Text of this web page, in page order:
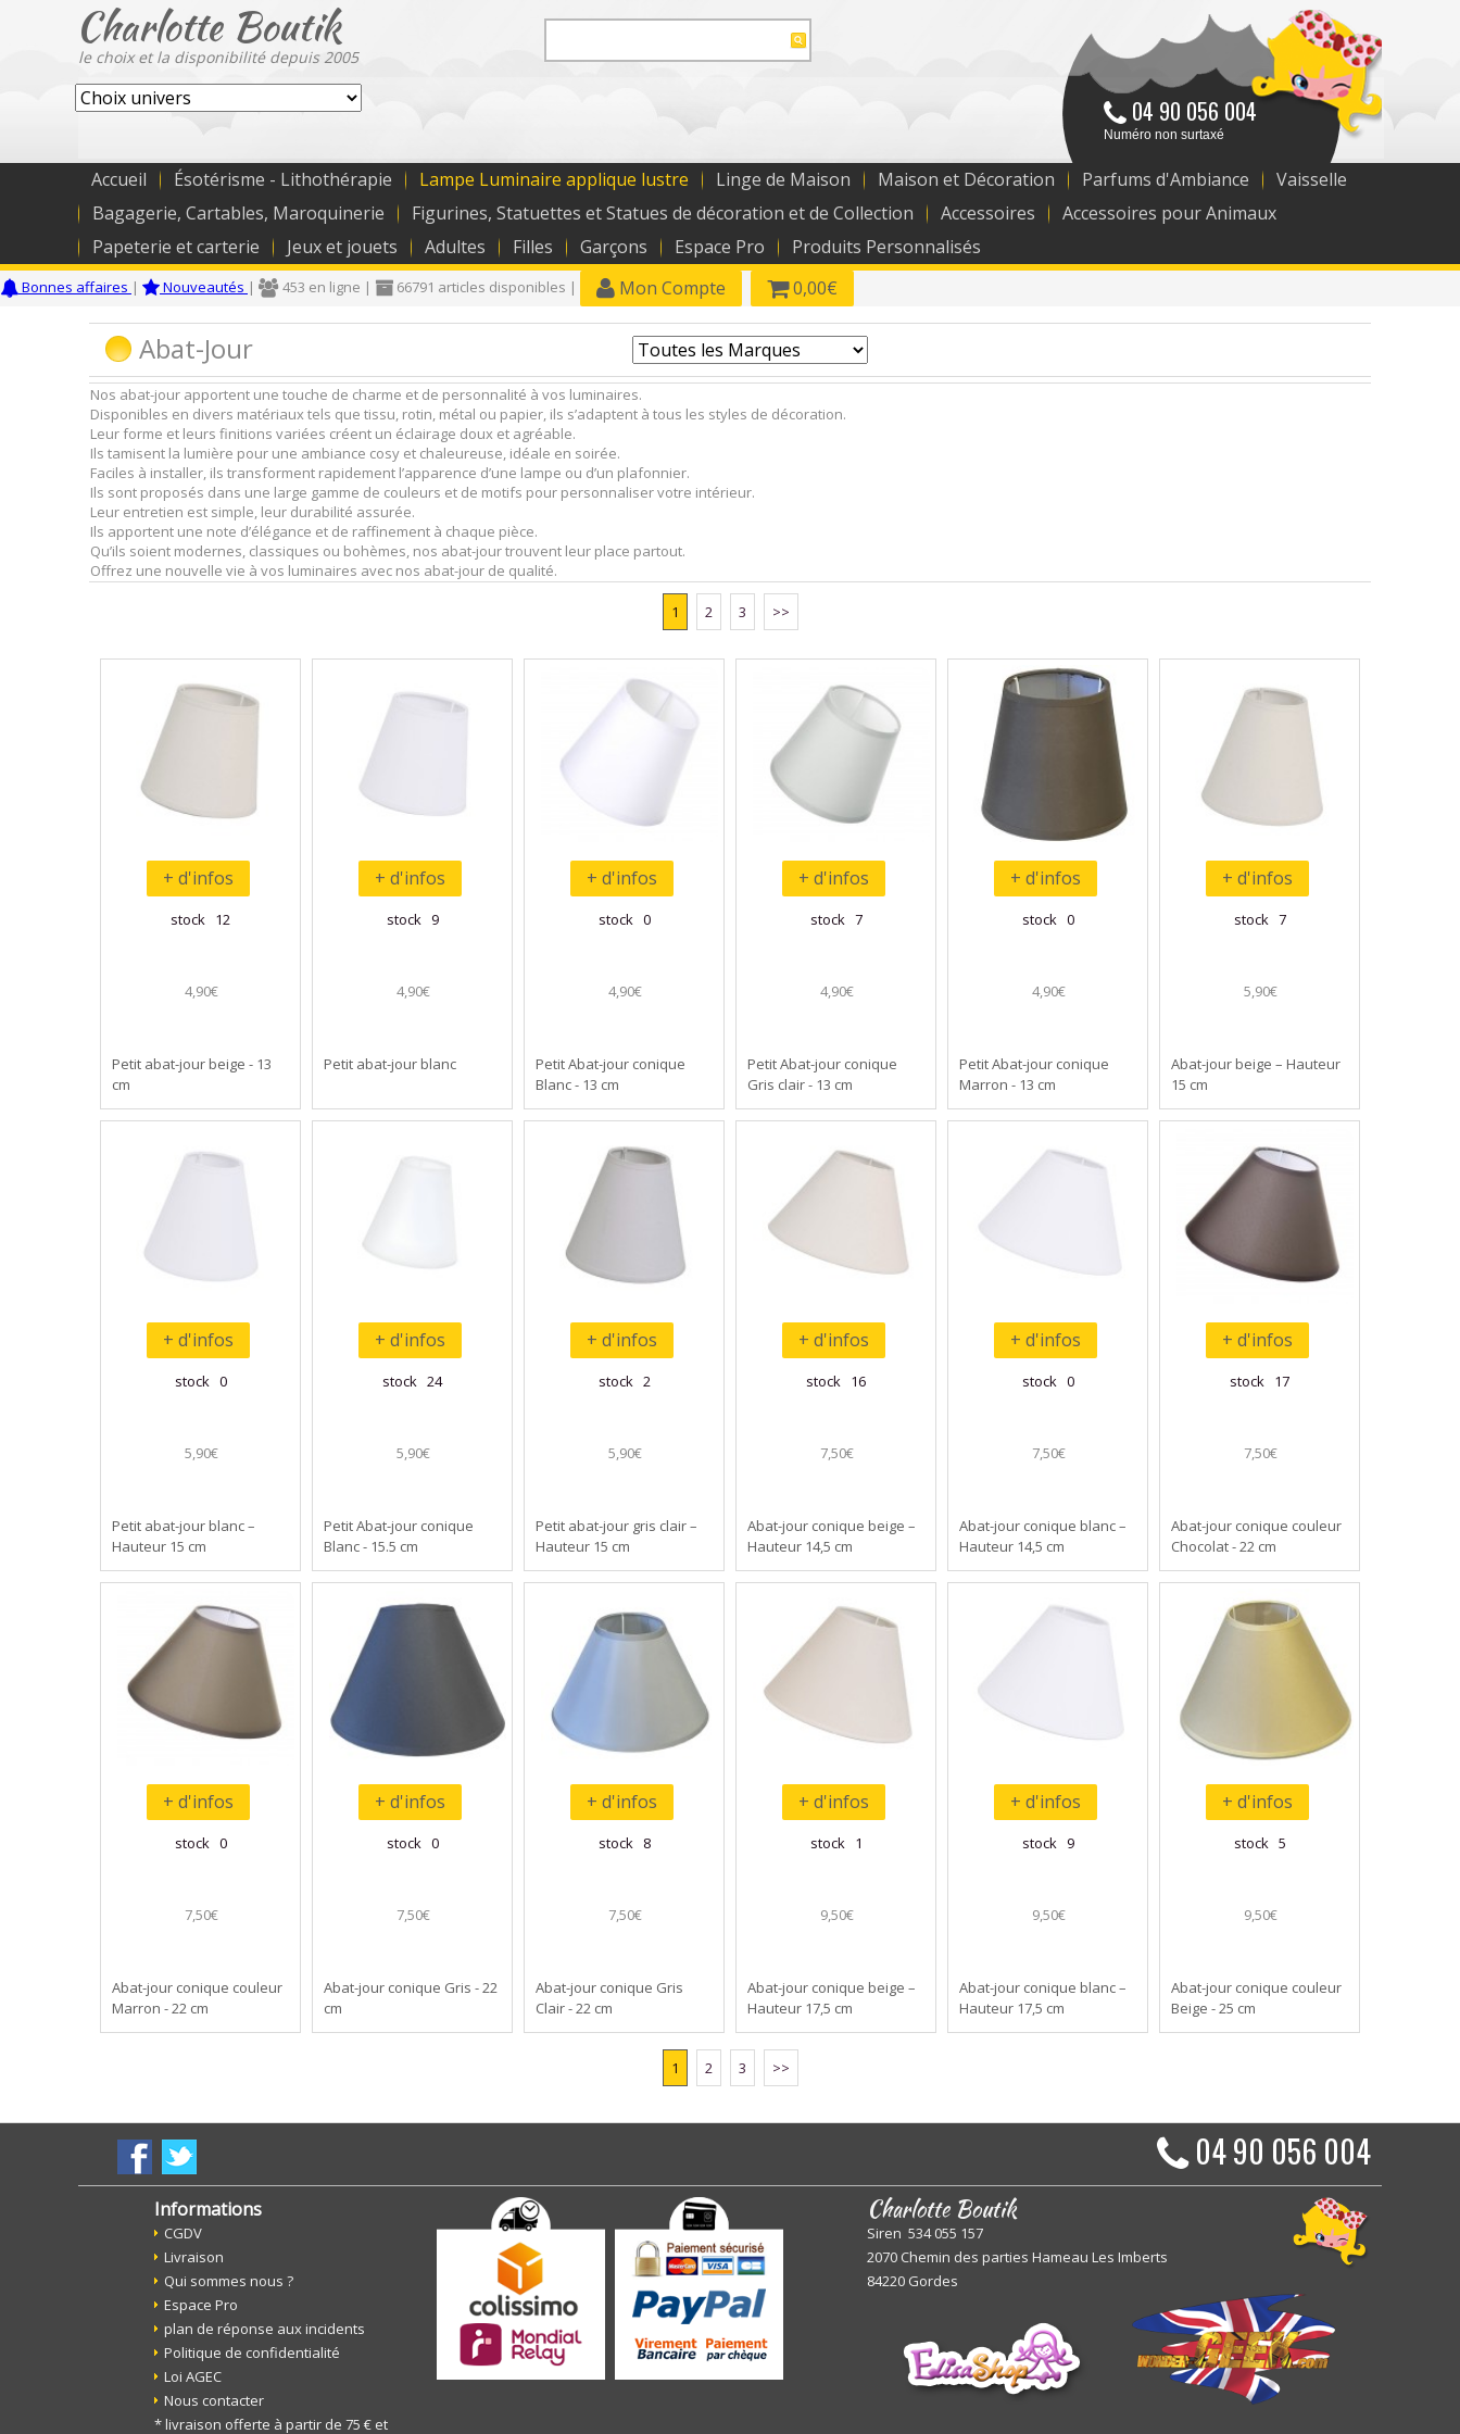
04 90 056 004
Numéro non surtaxé
Charlotte Boutik
le choix et la disponibilité depuis 2005
Accueil Ésotérisme - Lithothérapie Lampe Luminaire applique lustre Linge de Maison Maison et Décoration Parfums d'Ambiance
Vaisselle
Bagagerie, Cartables, Maroquinerie
Figurines, Statuettes et Statues de décoration et de Collection Accessoires
Accessoires pour Animaux
Papeterie et carterie
Jeux et jouets Adultes Filles Garçons Espace Pro Produits Personnalisés
Bonnes affaires | Nouveautés | 453 en ligne | 66791 articles disponibles | Mon Compte 0,00€
Abat-Jour
Nos abat-jour apportent une touche de charme et de personnalité à vos luminaires.
Disponibles en divers matériaux tels que tissu, rotin, métal ou papier, ils s’adaptent à tous les styles de décoration.
Leur forme et leurs finitions variées créent un éclairage doux et agréable.
Ils tamisent la lumière pour une ambiance cosy et chaleureuse, idéale en soirée.
Faciles à installer, ils transforment rapidement l’apparence d’une lampe ou d’un plafonnier.
Ils sont proposés dans une large gamme de couleurs et de motifs pour personnaliser votre intérieur.
Leur entretien est simple, leur durabilité assurée.
Ils apportent une note d’élégance et de raffinement à chaque pièce.
Qu’ils soient modernes, classiques ou bohèmes, nos abat-jour trouvent leur place partout.
Offrez une nouvelle vie à vos luminaires avec nos abat-jour de qualité.
1 2 3 >>
+ d'infos
stock 12
4,90€
Petit abat-jour beige - 13
cm
+ d'infos
stock 9
4,90€
Petit abat-jour blanc
+ d'infos
stock 0
4,90€
Petit Abat-jour conique
Blanc - 13 cm
+ d'infos
stock 7
4,90€
Petit Abat-jour conique
Gris clair - 13 cm
+ d'infos
stock 0
4,90€
Petit Abat-jour conique
Marron - 13 cm
+ d'infos
stock 7
5,90€
Abat-jour beige – Hauteur
15 cm
+ d'infos
stock 0
5,90€
Petit abat-jour blanc –
Hauteur 15 cm
+ d'infos
stock 24
5,90€
Petit Abat-jour conique
Blanc - 15.5 cm
+ d'infos
stock 2
5,90€
Petit abat-jour gris clair –
Hauteur 15 cm
+ d'infos
stock 16
7,50€
Abat-jour conique beige –
Hauteur 14,5 cm
+ d'infos
stock 0
7,50€
Abat-jour conique blanc –
Hauteur 14,5 cm
+ d'infos
stock 17
7,50€
Abat-jour conique couleur
Chocolat - 22 cm
+ d'infos
stock 0
7,50€
Abat-jour conique couleur
Marron - 22 cm
+ d'infos
stock 0
7,50€
Abat-jour conique Gris - 22
cm
+ d'infos
stock 8
7,50€
Abat-jour conique Gris
Clair - 22 cm
+ d'infos
stock 1
9,50€
Abat-jour conique beige –
Hauteur 17,5 cm
+ d'infos
stock 9
9,50€
Abat-jour conique blanc –
Hauteur 17,5 cm
+ d'infos
stock 5
9,50€
Abat-jour conique couleur
Beige - 25 cm
1 2 3 >>
04 90 056 004
Informations
CGDV
Livraison
Qui sommes nous ?
Espace Pro
plan de réponse aux incidents
Politique de confidentialité
Loi AGEC
Nous contacter
* livraison offerte à partir de 75 € et
Charlotte Boutik
Siren 534 055 157
2070 Chemin des parties Hameau Les Imberts
84220 Gordes